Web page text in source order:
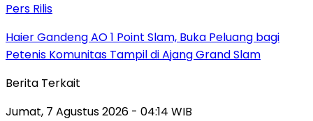
Pers Rilis
Haier Gandeng AO 1 Point Slam, Buka Peluang bagi
Petenis Komunitas Tampil di Ajang Grand Slam
Berita Terkait
Jumat, 7 Agustus 2026 - 04:14 WIB